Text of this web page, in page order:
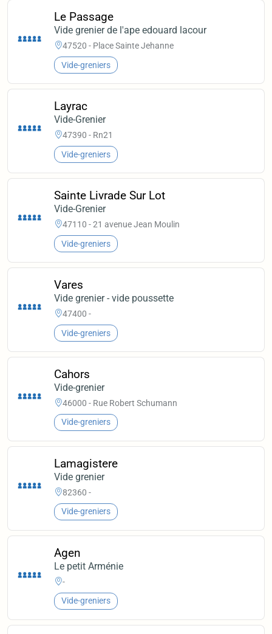
Le Passage
Vide grenier de l'ape edouard lacour
47520 - Place Sainte Jehanne
Vide-greniers
Layrac
Vide-Grenier
47390 - Rn21
Vide-greniers
Sainte Livrade Sur Lot
Vide-Grenier
47110 - 21 avenue Jean Moulin
Vide-greniers
Vares
Vide grenier - vide poussette
47400 -
Vide-greniers
Cahors
Vide-grenier
46000 - Rue Robert Schumann
Vide-greniers
Lamagistere
Vide grenier
82360 -
Vide-greniers
Agen
Le petit Arménie
-
Vide-greniers